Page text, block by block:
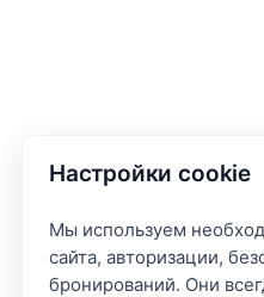
Настройки cookie
Мы используем
сайта, авторизации,
бронирований. Они